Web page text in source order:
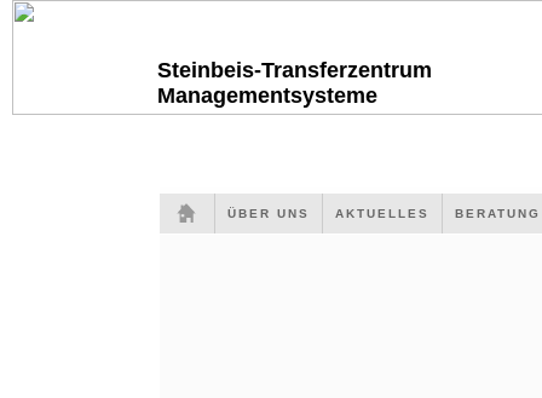
Steinbeis-Transferzentrum
Managementsysteme
ÜBER UNS AKTUELLES